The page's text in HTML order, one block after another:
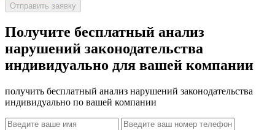
Отправить заявку
Получите бесплатный анализ
нарушений законодательства
индивидуально для вашей компании
получить бесплатный анализ нарушений законодательства
индивидуально по вашей компании